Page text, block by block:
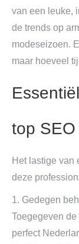
van een leuke,
de trends op
modeseizoen.
maar hoeveel
top
Het lastige van
deze
1. Gedegen
Toegegeven
perfect